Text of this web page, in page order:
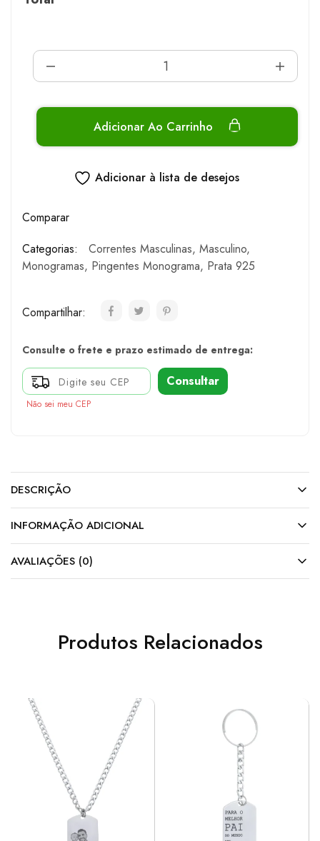
Adicionar Ao Carrinho
Adicionar à lista de desejos
Comparar
Categorias:
Correntes Masculinas, Masculino,
Monogramas, Pingentes Monograma, Prata 925
Compartilhar:
Consulte o frete e prazo estimado de entrega:
Consultar
Não sei meu CEP
DESCRIÇÃO
INFORMAÇÃO ADICIONAL
AVALIAÇÕES (0)
Produtos Relacionados